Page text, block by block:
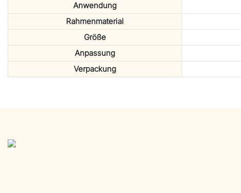
Anwendung
Rahmenmaterial
Größe
Anpassung
Verpackung